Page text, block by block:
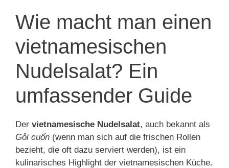
Wie macht man einen
vietnamesischen
Nudelsalat? Ein
umfassender Guide
Der vietnamesische Nudelsalat, auch bekannt als
Gỏi cuốn (wenn man sich auf die frischen Rollen
bezieht, die oft dazu serviert werden), ist ein
kulinarisches Highlight der vietnamesischen Küche.